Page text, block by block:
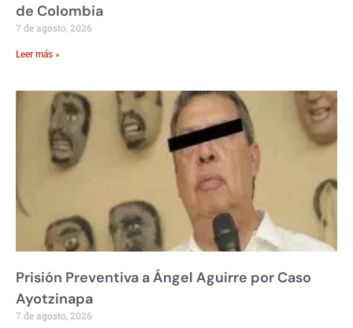
de Colombia
7 de agosto, 2026
Leer más »
Prisión Preventiva a Ángel Aguirre por Caso
Ayotzinapa
7 de agosto, 2026